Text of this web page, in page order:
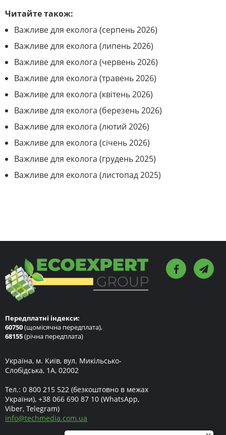
Читайте також:
Важливе для еколога (серпень 2026)
Важливе для еколога (липень 2026)
Важливе для еколога (червень 2026)
Важливе для еколога (травень 2026)
Важливе для еколога (квітень 2026)
Важливе для еколога (березень 2026)
Важливе для еколога (лютий 2026)
Важливе для еколога (січень 2026)
Важливе для еколога (грудень 2025)
Важливе для еколога (листопад 2025)
Передплатні індекси:
60750(щомісячна передплата),
68155(річна передплата)
Україна, м. Київ, вул. Микільсько-
Слобідська, 1А, 02002
Тел.: 0 800 215 522 (безкоштовно в межах
України), +38 066 690 87 10 (WhatsApp,
Viber, Telegram)
info@techmedia.com.ua